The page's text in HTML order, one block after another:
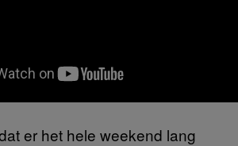
er het hele weekend lang